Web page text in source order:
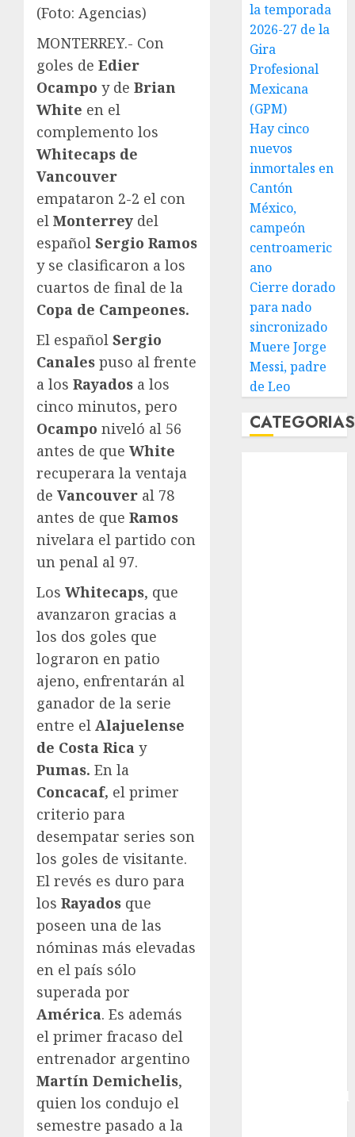
(Foto: Agencias)
MONTERREY.- Con
goles de Edier
Ocampo y de Brian
White en el
complemento los
Whitecaps de
Vancouver
empataron 2-2 el con
el Monterrey del
español Sergio Ramos
y se clasificaron a los
cuartos de final de la
Copa de Campeones.
El español Sergio
Canales puso al frente
a los Rayados a los
cinco minutos, pero
Ocampo niveló al 56
antes de que White
recuperara la ventaja
de Vancouver al 78
antes de que Ramos
nivelara el partido con
un penal al 97.
Los Whitecaps, que
avanzaron gracias a
los dos goles que
lograron en patio
ajeno, enfrentarán al
ganador de la serie
entre el Alajuelense
de Costa Rica y
Pumas. En la
Concacaf, el primer
criterio para
desempatar series son
los goles de visitante.
El revés es duro para
los Rayados que
poseen una de las
nóminas más elevadas
en el país sólo
superada por
América. Es además
el primer fracaso del
entrenador argentino
Martín Demichelis,
quien los condujo el
semestre pasado a la
la temporada
2026-27 de la
Gira
Profesional
Mexicana
(GPM)
Hay cinco
nuevos
inmortales en
Cantón
México,
campeón
centroameric
ano
Cierre dorado
para nado
sincronizado
Muere Jorge
Messi, padre
de Leo
CATEGORIAS